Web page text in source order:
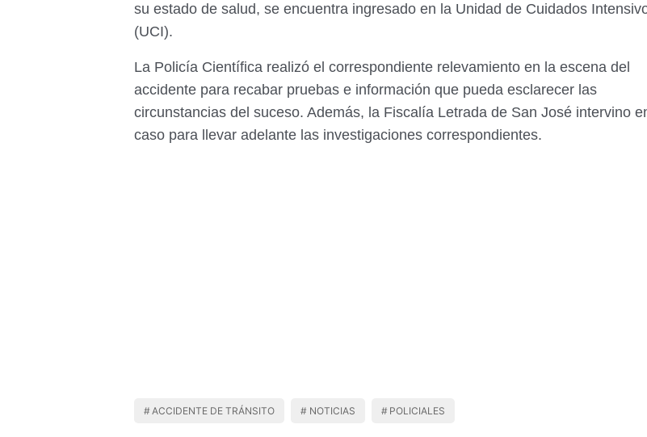
su estado de salud, se encuentra ingresado en la Unidad de Cuidados
(UCI).
La Policía Científica realizó el correspondiente relevamiento en la escena del
accidente para recabar pruebas e información que pueda esclarecer las
circunstancias del suceso. Además, la Fiscalía Letrada de San José intervino
caso para llevar adelante las investigaciones correspondientes.
ACCIDENTE DE TRÁNSITO NOTICIAS POLICIALES